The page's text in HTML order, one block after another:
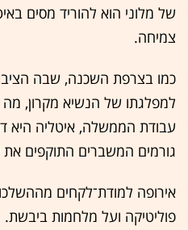
של מלוני הוא להוריד מסים
צמיחה.
כמו בצרפת השכנה, שבה
למפלגתו של הנשיא מקרון, מה
עבודת הממשלה, איטליה היא
גורמים המשברים התוקפים את
אירופה למודת־לקחים
פוליטיקה ועל מלחמות ביבשת.